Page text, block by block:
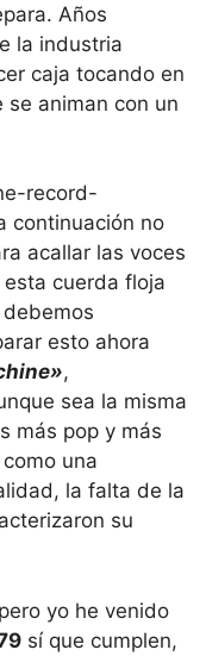
Años
la industria
caja tocando en
animan con un
record-
continuación no
acallar las voces
cuerda floja
esto ahora
,
sea la misma
más pop y más
una
la falta de la
su
yo he venido
sí que cumplen,